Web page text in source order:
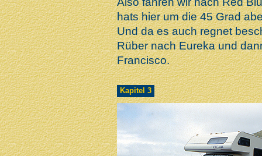
hats hier um die 45 Grad
Und da es auch regnet
Rüber nach Eureka und
Francisco.
Kapitel 3